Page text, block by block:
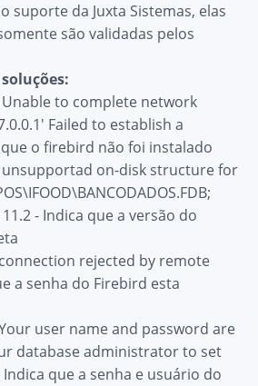
suporte da Juxta Sistemas, elas
são validadas pelos
Unable to complete network
Failed to establish a
o firebird não foi instalado
unsupportad on-disk structure for
- Indica que a versão do
rejected by remote
a senha do Firebird esta
user name and password are
database administrator to set
que a senha e usuário do